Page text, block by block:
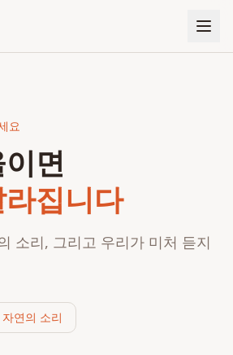
요
면
집니다
소리, 그리고 우리가 미처 듣지
자연의 소리